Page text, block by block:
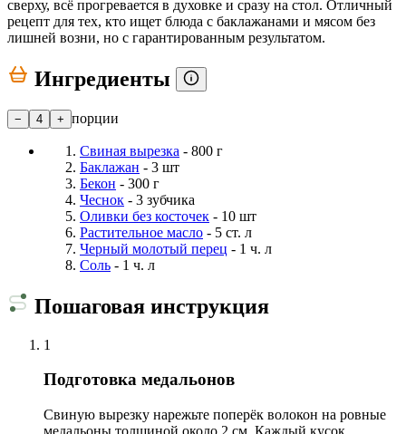
сверху, всё прогревается в духовке и сразу на стол. Отличный
рецепт для тех, кто ищет блюда с баклажанами и мясом без
лишней возни, но с гарантированным результатом.
Ингредиенты
− 4 + порции
Свиная вырезка - 800 г
Баклажан - 3 шт
Бекон - 300 г
Чеснок - 3 зубчика
Оливки без косточек - 10 шт
Растительное масло - 5 ст. л
Черный молотый перец - 1 ч. л
Соль - 1 ч. л
Пошаговая инструкция
1
Подготовка медальонов
Свиную вырезку нарежьте поперёк волокон на ровные
медальоны толщиной около 2 см. Каждый кусок